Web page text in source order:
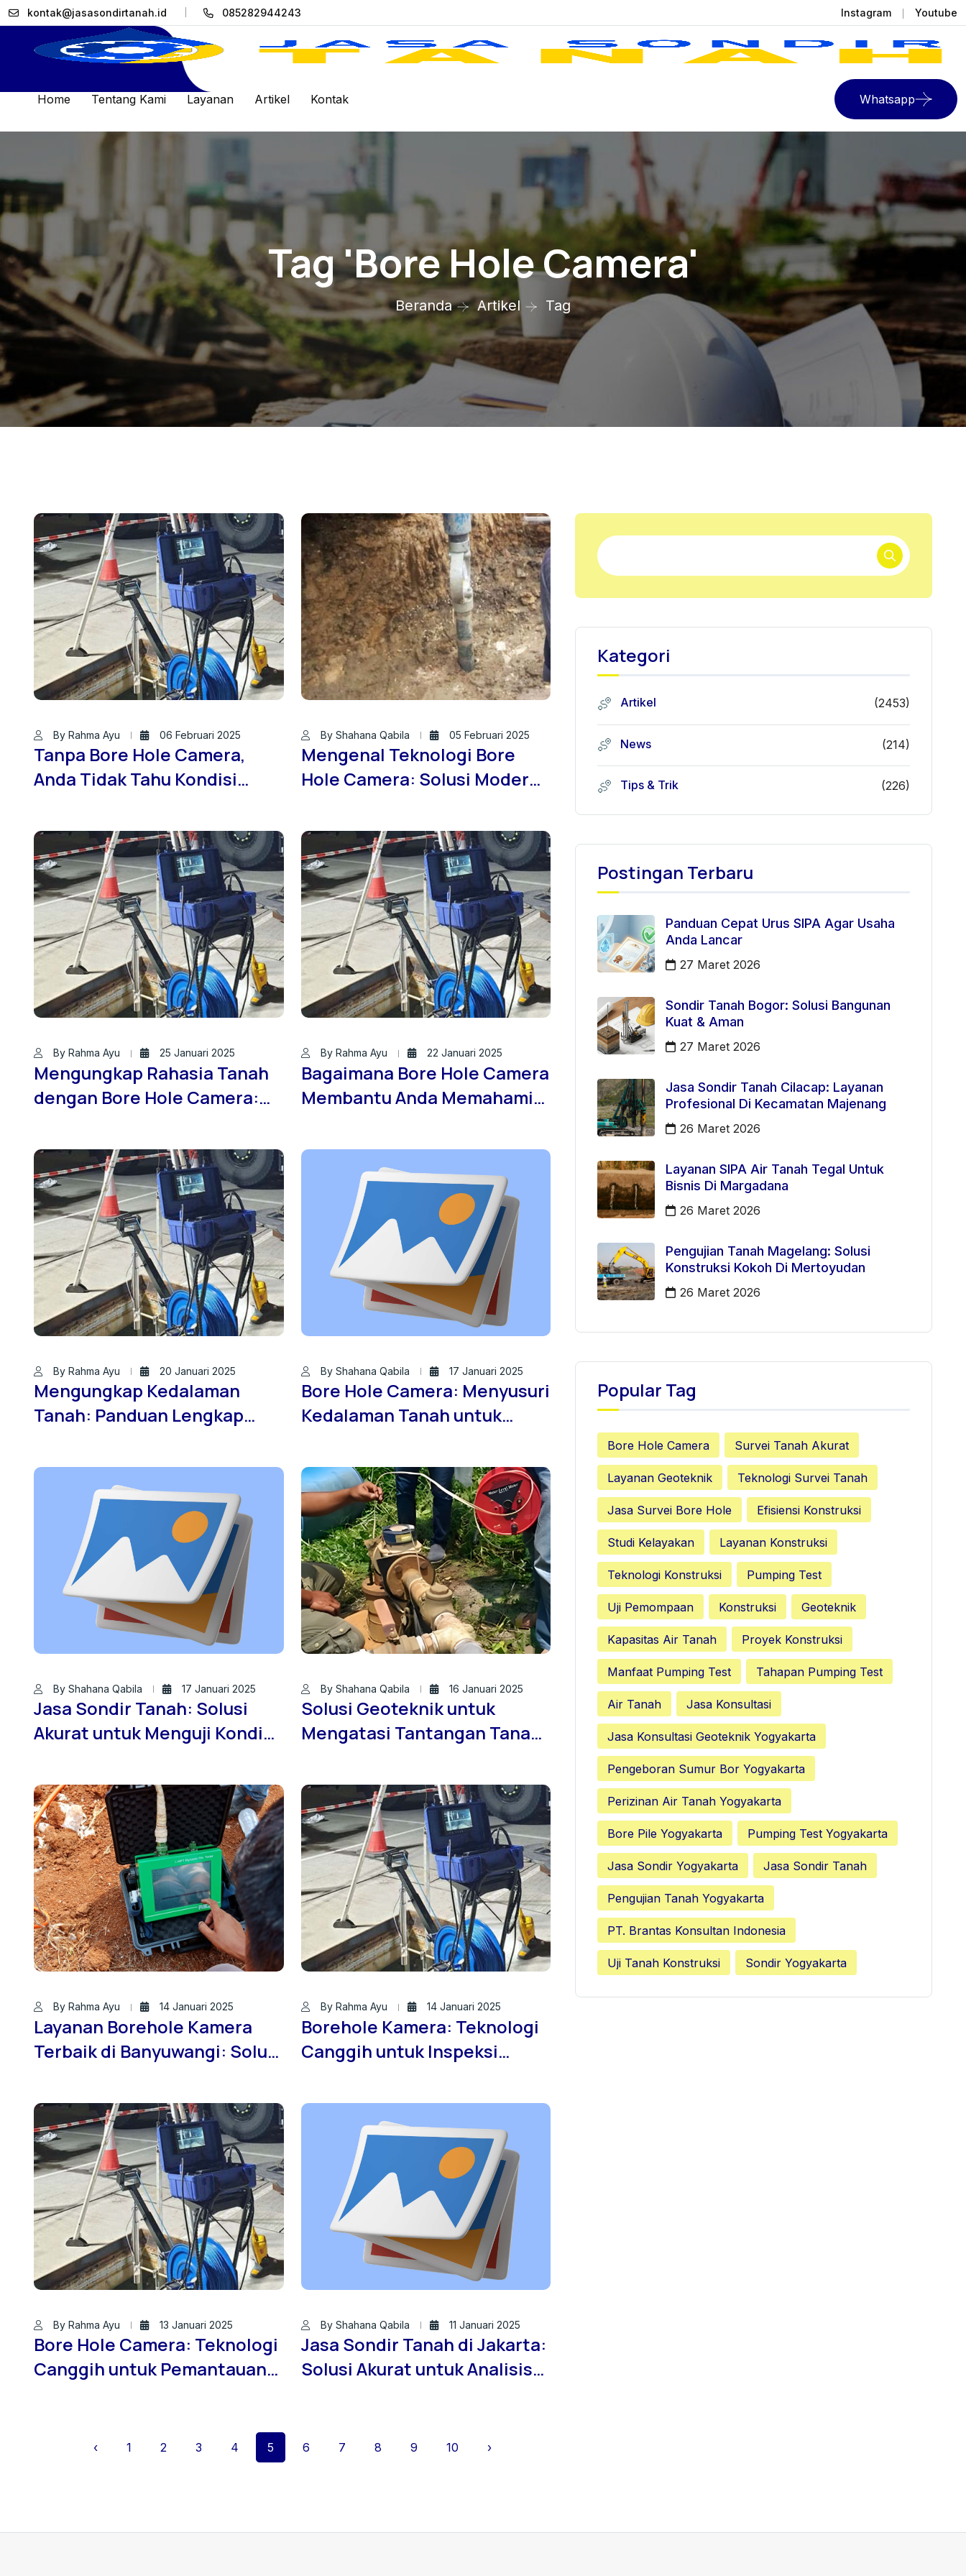
kontak@jasasondirtanah.id 085282944243 Instagram Youtube
Home Tentang Kami Layanan Artikel Kontak Whatsapp
Tag 'bore Hole Camera'
Beranda Artikel Tag
By Rahma Ayu 06 Februari 2025
Tanpa Bore Hole Camera,
Anda Tidak Tahu Kondisi
By Shahana Qabila 05 Februari 2025
Mengenal Teknologi Bore
Hole Camera: Solusi Modern
Akurat
By Rahma Ayu 25 Januari 2025
Mengungkap Rahasia Tanah
dengan Bore Hole Camera:
Ini
By Rahma Ayu 22 Januari 2025
Bagaimana Bore Hole Camera
Membantu Anda Memahami
By Rahma Ayu 20 Januari 2025
Mengungkap Kedalaman
Tanah: Panduan Lengkap
Camera
By Shahana Qabila 17 Januari 2025
Bore Hole Camera: Menyusuri
Kedalaman Tanah untuk
Lebih Presisi
By Shahana Qabila 17 Januari 2025
Jasa Sondir Tanah: Solusi
Akurat untuk Menguji Kondisi
Pembangunan
By Shahana Qabila 16 Januari 2025
Solusi Geoteknik untuk
Mengatasi Tantangan Tanah
By Rahma Ayu 14 Januari 2025
Layanan Borehole Kamera
Terbaik di Banyuwangi: Solusi
Tanah
By Rahma Ayu 14 Januari 2025
Borehole Kamera: Teknologi
Canggih untuk Inspeksi
dengan Akurasi Tinggi
By Rahma Ayu 13 Januari 2025
Bore Hole Camera: Teknologi
Canggih untuk Pemantauan
By Shahana Qabila 11 Januari 2025
Jasa Sondir Tanah di Jakarta:
Solusi Akurat untuk Analisis
‹ 1 2 3 4 5 6 7 8 9 10 ›
Kategori
Artikel (2453)
News (214)
Tips & Trik (226)
Postingan Terbaru
Panduan Cepat Urus SIPA Agar Usaha
Anda Lancar
27 Maret 2026
Sondir Tanah Bogor: Solusi Bangunan
Kuat & Aman
27 Maret 2026
Jasa Sondir Tanah Cilacap: Layanan
Profesional Di Kecamatan Majenang
26 Maret 2026
Layanan SIPA Air Tanah Tegal Untuk
Bisnis Di Margadana
26 Maret 2026
Pengujian Tanah Magelang: Solusi
Konstruksi Kokoh Di Mertoyudan
26 Maret 2026
Popular Tag
Bore Hole Camera Survei Tanah Akurat
Layanan Geoteknik Teknologi Survei Tanah
Jasa Survei Bore Hole Efisiensi Konstruksi
Studi Kelayakan Layanan Konstruksi
Teknologi Konstruksi Pumping Test
Uji Pemompaan Konstruksi Geoteknik
Kapasitas Air Tanah Proyek Konstruksi
Manfaat Pumping Test Tahapan Pumping Test
Air Tanah Jasa Konsultasi
Jasa Konsultasi Geoteknik Yogyakarta
Pengeboran Sumur Bor Yogyakarta
Perizinan Air Tanah Yogyakarta
Bore Pile Yogyakarta Pumping Test Yogyakarta
Jasa Sondir Yogyakarta Jasa Sondir Tanah
Pengujian Tanah Yogyakarta
PT. Brantas Konsultan Indonesia
Uji Tanah Konstruksi Sondir Yogyakarta